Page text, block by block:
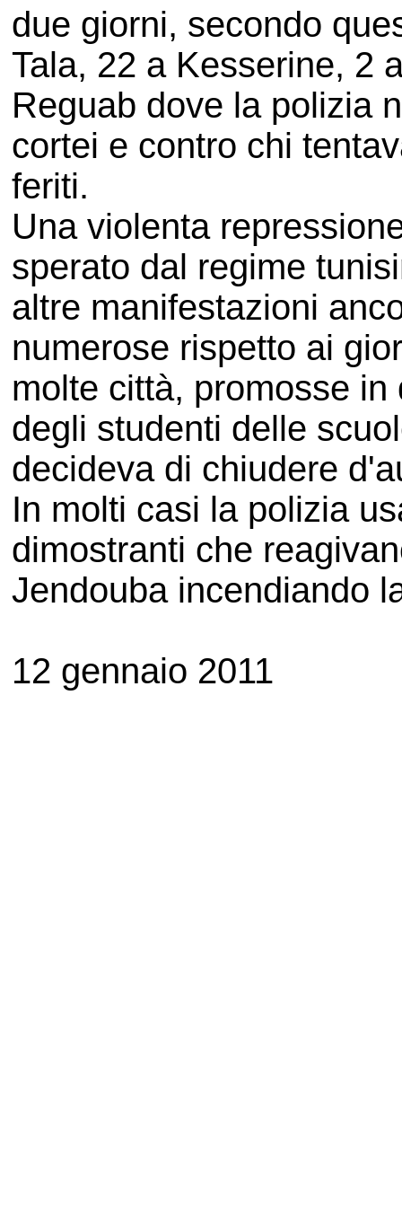
due giorni, secondo
Tala, 22 a Kesserine, 2
Reguab dove la polizia
cortei e contro chi
feriti.
Una violenta
sperato dal regime
altre manifestazioni
numerose rispetto ai
molte città, promosse
degli studenti delle
decideva di chiudere
In molti casi la polizia
dimostranti che
Jendouba incendiando
12 gennaio 2011